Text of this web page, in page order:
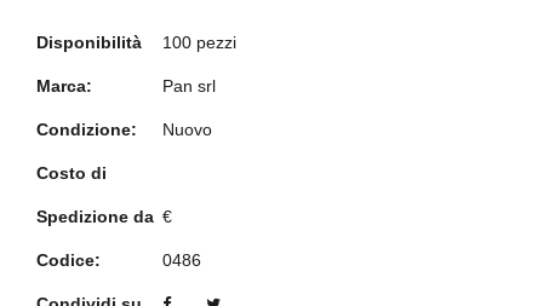
Disponibilità 100 pezzi
Marca: Pan srl
Condizione: Nuovo
Costo di
Spedizione da €
Codice: 0486